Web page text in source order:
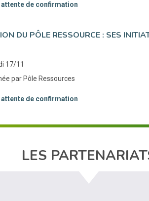
attente de confirmation
DU PÔLE RESSOURCE : SES
17/11
par Pôle Ressources
attente de confirmation
LES